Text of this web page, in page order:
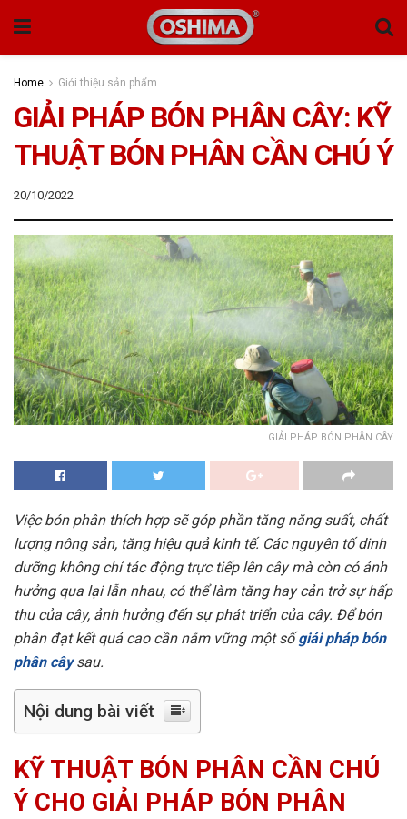
Home Giới thiệu sản phẩm
GIẢI PHÁP BÓN PHÂN CÂY: KỸ
THUẬT BÓN PHÂN CẦN CHÚ Ý
20/10/2022
GIẢI PHÁP BÓN PHÂN CÂY
Việc bón phân thích hợp sẽ góp phần tăng năng suất, chất
lượng nông sản, tăng hiệu quả kinh tế. Các nguyên tố dinh
dưỡng không chỉ tác động trực tiếp lên cây mà còn có ảnh
hưởng qua lại lẫn nhau, có thể làm tăng hay cản trở sự hấp
thu của cây, ảnh hưởng đến sự phát triển của cây. Để bón
phân đạt kết quả cao cần nắm vững một sốgiải pháp bón
phân câysau.
Nội dung bài viết
KỸ THUẬT BÓN PHÂN CẦN CHÚ
Ý CHO GIẢI PHÁP BÓN PHÂN